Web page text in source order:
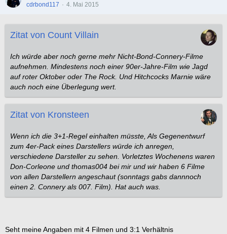
cdrbond117 4. Mai 2015
Zitat von Count Villain
Ich würde aber noch gerne mehr Nicht-Bond-Connery-Filme
aufnehmen. Mindestens noch einer 90er-Jahre-Film wie Jagd
auf roter Oktober oder The Rock. Und Hitchcocks Marnie wäre
auch noch eine Überlegung wert.
Zitat von Kronsteen
Wenn ich die 3+1-Regel einhalten müsste, Als Gegenentwurf
zum 4er-Pack eines Darstellers würde ich anregen,
verschiedene Darsteller zu sehen. Vorletztes Wochenens waren
Don-Corleone und thomas004 bei mir und wir haben 6 Filme
von allen Darstellern angeschaut (sonntags gabs dannnoch
einen 2. Connery als 007. Film). Hat auch was.
Seht meine Angaben mit 4 Filmen und 3:1 Verhältnis